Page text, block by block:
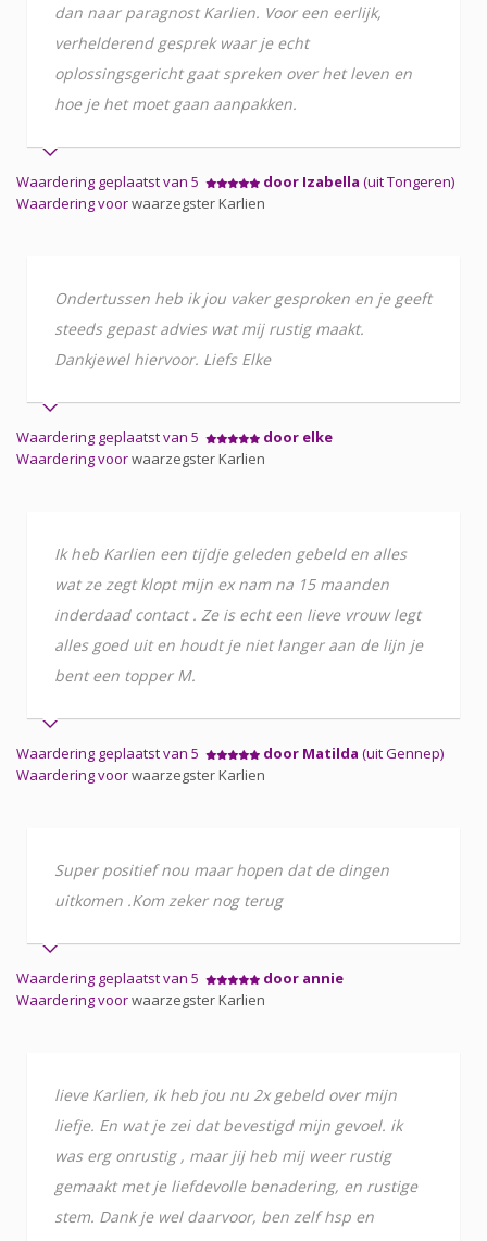
dan naar paragnost Karlien. Voor een eerlijk,
verhelderend gesprek waar je echt
oplossingsgericht gaat spreken over het leven en
hoe je het moet gaan aanpakken.
Waardering geplaatst van 5 door Izabella (uit Tongeren)
Waardering voorwaarzegster Karlien
Ondertussen heb ik jou vaker gesproken en je geeft
steeds gepast advies wat mij rustig maakt.
Dankjewel hiervoor. Liefs Elke
Waardering geplaatst van 5
door elke
Waardering voorwaarzegster Karlien
Ik heb Karlien een tijdje geleden gebeld en alles
wat ze zegt klopt mijn ex nam na 15 maanden
inderdaad contact . Ze is echt een lieve vrouw legt
alles goed uit en houdt je niet langer aan de lijn je
bent een topper M.
Waardering geplaatst van 5 door Matilda (uit Gennep)
Waardering voorwaarzegster Karlien
Super positief nou maar hopen dat de dingen
uitkomen .Kom zeker nog terug
Waardering geplaatst van 5
door annie
Waardering voorwaarzegster Karlien
lieve Karlien, ik heb jou nu 2x gebeld over mijn
liefje. En wat je zei dat bevestigd mijn gevoel. ik
was erg onrustig , maar jij heb mij weer rustig
gemaakt met je liefdevolle benadering, en rustige
stem. Dank je wel daarvoor, ben zelf hsp en